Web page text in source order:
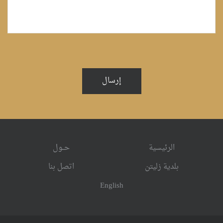
إرسال
الرئيسية
حــول
بلدية زليتن
اتصل بنا
English